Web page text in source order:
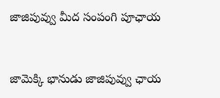
జాజిపువ్వు మీద సంపంగి పూఛాయ
జామెక్కి భానుడు జాజిపువ్వు ఛాయ